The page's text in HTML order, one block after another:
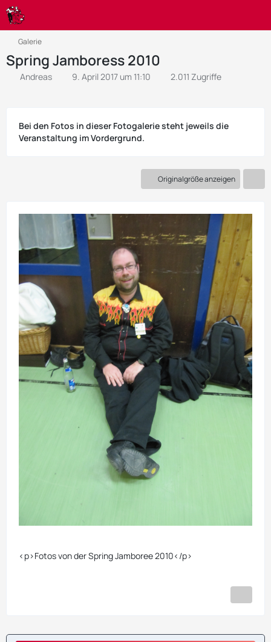
Galerie
Spring Jamboress 2010
Andreas 9. April 2017 um 11:10 2.011 Zugriffe
Bei den Fotos in dieser Fotogalerie steht jeweils die
Veranstaltung im Vordergrund.
Originalgröße anzeigen
<p>Fotos von der Spring Jamboree 2010</p>